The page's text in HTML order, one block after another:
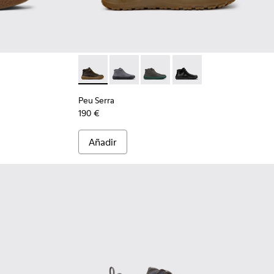
de nobuk marrones para hombre.
001 Peu Serra - K300541-004 - Botines de piel
Peu Serra - K300541-005
Peu Serra - K300541-003
Peu Serra - K300541-
Peu Serra
190 €
Añadir